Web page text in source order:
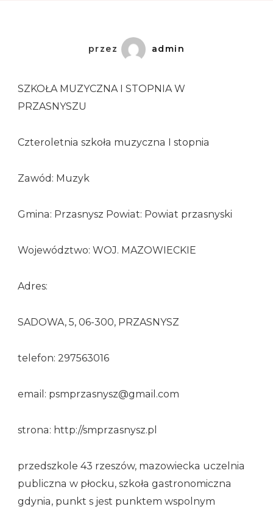
przez admin
SZKOŁA MUZYCZNA I STOPNIA W
PRZASNYSZU
Czteroletnia szkoła muzyczna I stopnia
Zawód: Muzyk
Gmina: Przasnysz Powiat: Powiat przasnyski
Województwo: WOJ. MAZOWIECKIE
Adres:
SADOWA, 5, 06-300, PRZASNYSZ
telefon: 297563016
email: psmprzasnysz@gmail.com
strona: http://smprzasnysz.pl
przedszkole 43 rzeszów, mazowiecka uczelnia
publiczna w płocku, szkoła gastronomiczna
gdynia, punkt s jest punktem wspolnym